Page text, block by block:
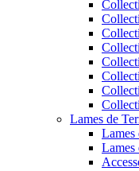
Lames de
Lames
Lames